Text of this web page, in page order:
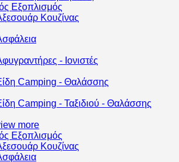
Εξοπλισμός
Κουζίνας
- Ιονιστές
Camping - Θαλάσσης
Camping - Ταξιδιού - Θαλάσσης
more
Εξοπλισμός
Κουζίνας